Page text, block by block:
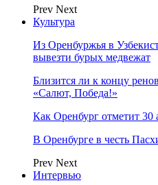
Prev Next
Культура
Из Оренбуржья в
вывезти бурых медвежат
Близится ли к концу
«Салют, Победа!»
Как Оренбург отметит 30
В Оренбурге в честь
Prev Next
Интервью